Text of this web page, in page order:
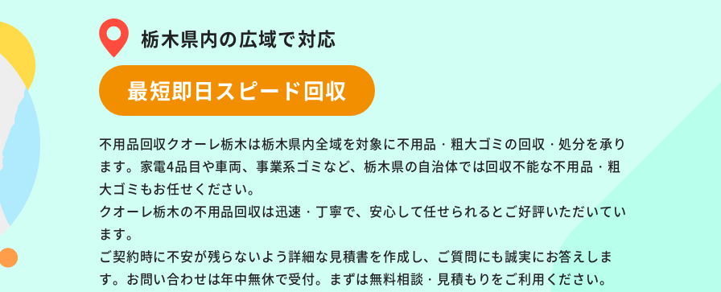
栃木県内の広域で対応
最短即日スピード回収
不用品回収クオーレ栃木は栃木県内全域を対象に不用品・粗大ゴミの回収・処分を承り
ます。 家電4品目や車両、事業系ゴミなど、栃木県の自治体では回収不能な不用品・粗
大ゴミもお任せください。
クオーレ栃木の不用品回収は迅速・丁寧で、安心して任せられるとご好評いただいてい
ます。
ご契約時に不安が残らないよう詳細な見積書を作成し、ご質問にも誠実にお答えしま
す。お問い合わせは年中無休で受付。まずは無料相談・見積もりをご利用ください。